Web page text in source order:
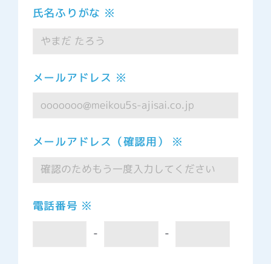
氏名ふりがな ※
メールアドレス ※
メールアドレス（確認用） ※
電話番号 ※
- -